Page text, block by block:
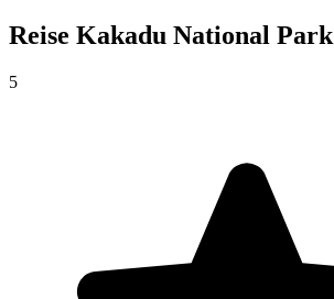
Reise Kakadu National Park
5